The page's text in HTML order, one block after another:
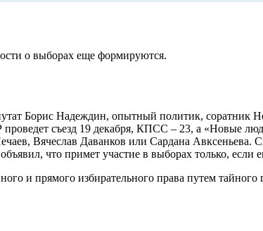
о выборах еще формируются.
Борис Надеждин, опытный политик, соратник
съезд 19 декабря, КПСС – 23, а «Новые
Вячеслав Даванков или Сардана Авксеньева.
что примет участие в выборах только, если
и прямого избирательного права путем тайного